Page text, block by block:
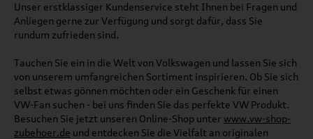
Unser erstklassiger Kundenservice steht Ihnen bei Fragen und
Anliegen gerne zur Verfügung und sorgt dafür, dass Sie
rundum zufrieden sind.
Tauchen Sie ein in die Welt von Volkswagen und lassen Sie sich
von unserem umfangreichen Sortiment inspirieren. Ob Sie sich
selbst etwas gönnen möchten oder ein Geschenk für einen
VW-Fan suchen - bei uns finden Sie das perfekte VW Produkt.
Besuchen Sie jetzt unseren Online-Shop unter www.vw-shop-
zubehoer.de und entdecken Sie die Vielfalt an originalen